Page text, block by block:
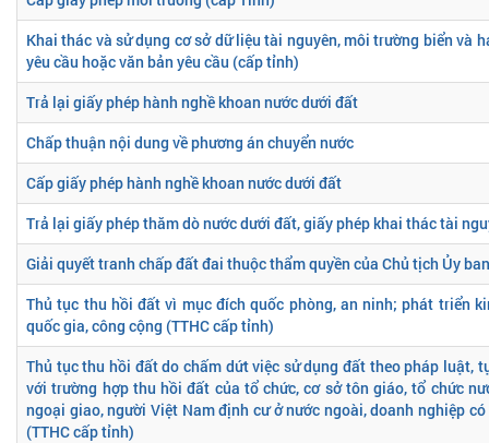
Khai thác và sử dụng cơ sở dữ liệu tài nguyên, môi trường biển và
yêu cầu hoặc văn bản yêu cầu (cấp tỉnh)
Trả lại giấy phép hành nghề khoan nước dưới đất
Chấp thuận nội dung về phương án chuyển nước
Cấp giấy phép hành nghề khoan nước dưới đất
Trả lại giấy phép thăm dò nước dưới đất, giấy phép khai thác tài
Giải quyết tranh chấp đất đai thuộc thẩm quyền của Chủ tịch Ủy
Thủ tục thu hồi đất vì mục đích quốc phòng, an ninh; phát triển
quốc gia, công cộng (TTHC cấp tỉnh)
Thủ tục thu hồi đất do chấm dứt việc sử dụng đất theo pháp luật,
với trường hợp thu hồi đất của tổ chức, cơ sở tôn giáo, tổ chức
ngoại giao, người Việt Nam định cư ở nước ngoài, doanh nghiệp
(TTHC cấp tỉnh)